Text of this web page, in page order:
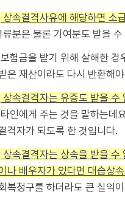
상속결격사유에 해당하면 소
류분은 물론 기여분도 받을
험금을 받기 위해 살해한
은 재산이라도 다시 반환해
상속결격자는 유증도 받을 수
인에게 주는 것을 말하는데
격자가 되도록 한 것입니다.
상속결격자는 상속을 받을
나 배우자가 있다면 대습상
복청구를 하더라도 큰 실익